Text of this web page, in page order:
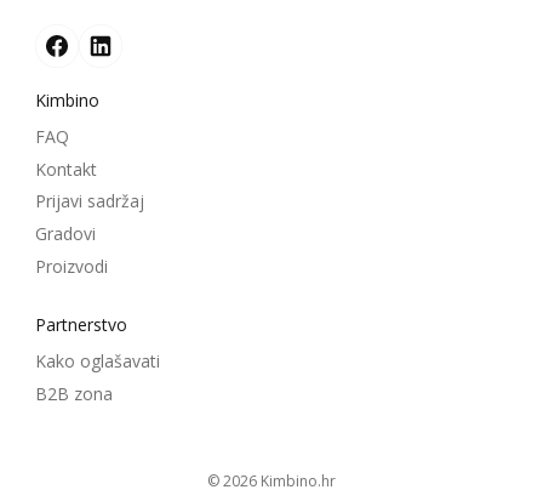
Kimbino
FAQ
Kontakt
Prijavi sadržaj
Gradovi
Proizvodi
Partnerstvo
Kako oglašavati
B2B zona
© 2026 kimbino.hr